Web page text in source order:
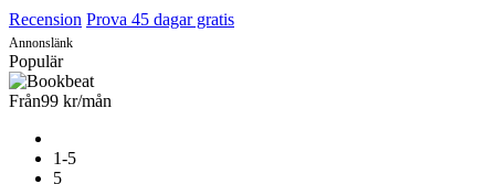
Recension Prova 45 dagar gratis
Annonslänk
Populär
Från99 kr/mån
1-5
5